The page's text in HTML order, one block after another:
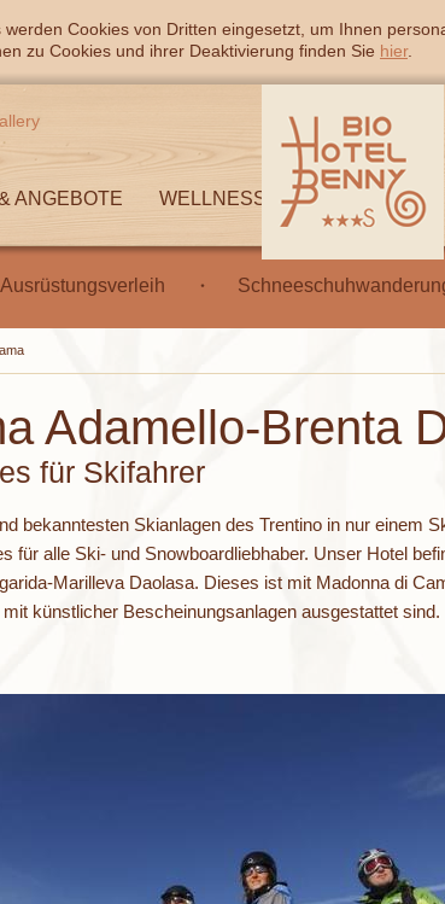
Cookies von Dritten eingesetzt, um Ihnen
zu Cookies und ihrer Deaktivierung finden Sie hier.
ANGEBOTE WELLNESS
Ausrüstungsverleih
Adamello-Brenta
für Skifahrer
bekanntesten Skianlagen des Trentino in nur einem
für alle Ski- und Snowboardliebhaber. Unser Hotel
Marilleva Daolasa. Dieses ist mit Madonna di
künstlicher Bescheinungsanlagen ausgestattet sind.